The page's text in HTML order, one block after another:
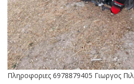
Πληροφοριες 6978879405 Γιωργος